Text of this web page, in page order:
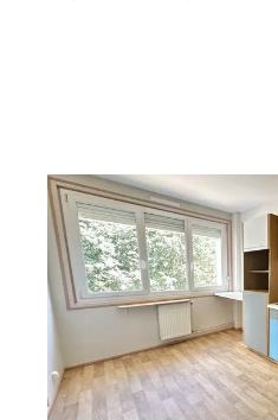
NANTES 44
32,37 m , 1 pièce
Ref : 3248
Appartement F1 à
109 990
PIRMIL T1 avec cuisine